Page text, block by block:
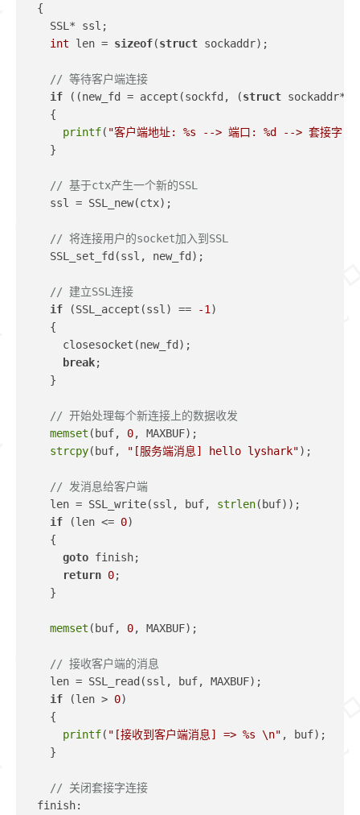
  {
    SSL* ssl;
int len = sizeof(struct sockaddr);
// 等待客户端连接
if ((new_fd = accept(sockfd, (struct
    {
printf( "客户端地址: %s --> 端口: %d --> 套接字:
    }
// 基于ctx产生一个新的SSL
    ssl = SSL_new(ctx);
// 将连接用户的socket加入到SSL
    SSL_set_fd(ssl, new_fd);
// 建立SSL连接
if (SSL_accept(ssl) == -1 )
    {
      closesocket(new_fd);
break;
    }
// 开始处理每个新连接上的数据收发
memset (buf, 0, MAXBUF);
strcpy(buf, "[服务端消息] hello lyshark");
// 发消息给客户端
    len = SSL_write(ssl, buf,
strlen(buf));
if (len <= 0)
    {
goto finish;
return 0;
    }
memset (buf, 0, MAXBUF);
// 接收客户端的消息
    len = SSL_read(ssl, buf, MAXBUF);
if (len > 0)
    {
printf( "[接收到客户端消息] => %s \n" , buf);
    }
// 关闭套接字连接
  finish: